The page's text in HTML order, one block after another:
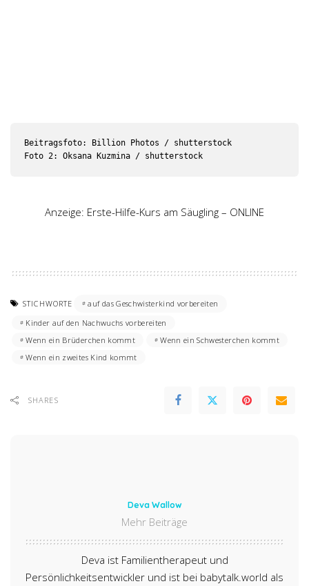
Beitragsfoto: Billion Photos / shutterstock
Foto 2: Oksana Kuzmina / shutterstock
Anzeige: Erste-Hilfe-Kurs am Säugling – ONLINE
STICHWORTE
auf das Geschwisterkind vorbereiten
Kinder auf den Nachwuchs vorbereiten
Wenn ein Brüderchen kommt
Wenn ein Schwesterchen kommt
Wenn ein zweites Kind kommt
SHARES
Deva Wallow
Mehr Beiträge
Deva ist Familientherapeut und
Persönlichkeitsentwickler und ist bei babytalk.world als